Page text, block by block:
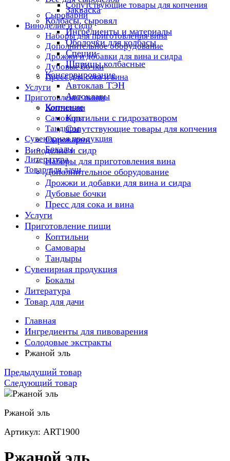
Сопутствующие товары для копчения
Сыроварни
Виноделие и сидр
Наборы для приготовления вина
Дополнительное оборудование
Дрожжи и добавки для вина и сидра
Дубовые бочки
Пресс для сока и вина
Услуги
Приготовление пищи
Коптильни
Самовары
Тандыры
Сувенирная продукция
Бокалы
Литература
Товар для дачи
Закваска
Колбасы, сыровял
Ингредиенты и материалы
Оболочки для колбасы
Специи
Шприцы колбасные
Консервирование
Автоклав ТЭН
Автоклавы
Копчение
Коптильни с гидрозатвором
Сопутствующие товары для копчения
Сыроварни
Виноделие и сидр
Наборы для приготовления вина
Дополнительное оборудование
Дрожжи и добавки для вина и сидра
Дубовые бочки
Пресс для сока и вина
Услуги
Приготовление пищи
Коптильни
Самовары
Тандыры
Сувенирная продукция
Бокалы
Литература
Товар для дачи
Главная
Ингредиенты для пивоварения
Солодовые экстракты
Ржаной эль
Предыдущий товар
Следующий товар
Ржаной эль
Артикул: ART1900